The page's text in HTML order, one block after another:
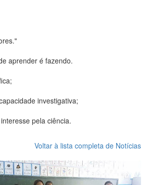
aprender é fazendo.
investigativa;
pela ciência.
Voltar à lista completa de Notícias